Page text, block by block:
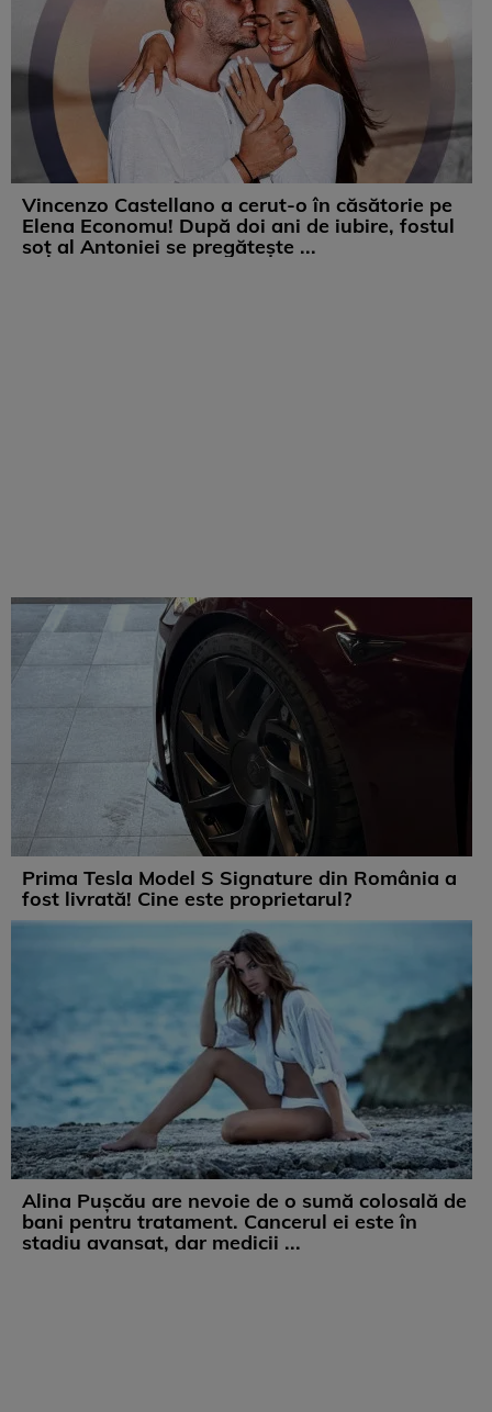
Vincenzo Castellano a cerut-o în căsătorie pe
Elena Economu! După doi ani de iubire, fostul
soț al Antoniei se pregătește ...
Prima Tesla Model S Signature din România a
fost livrată! Cine este proprietarul?
Alina Pușcău are nevoie de o sumă colosală de
bani pentru tratament. Cancerul ei este în
stadiu avansat, dar medicii ...